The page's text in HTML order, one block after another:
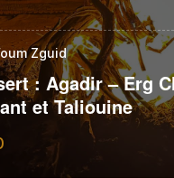
Zguid
: Agadir – Erg
et Taliouine